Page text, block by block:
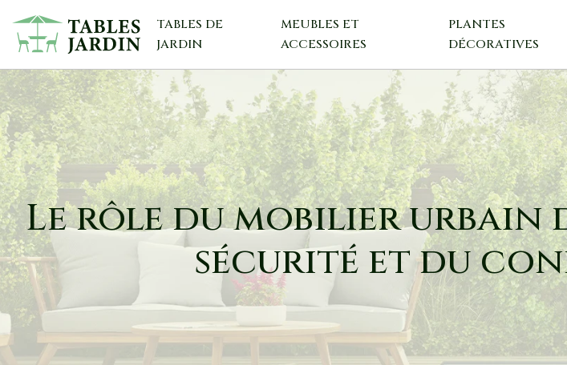
TABLES DE
JARDIN
MEUBLES ET
ACCESSOIRES
PLANTES
DÉCORATIVES
Le rôle du mobilier urbain
sécurité et du